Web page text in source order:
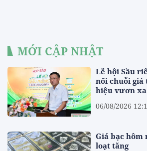
MỚI CẬP NHẬT
Lễ hội Sầu
nối chuỗi
hiệu vươn xa
06/08/2026
Giá bạc hôm
loạt tăng